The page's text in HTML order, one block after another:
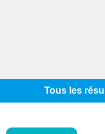
Tous les